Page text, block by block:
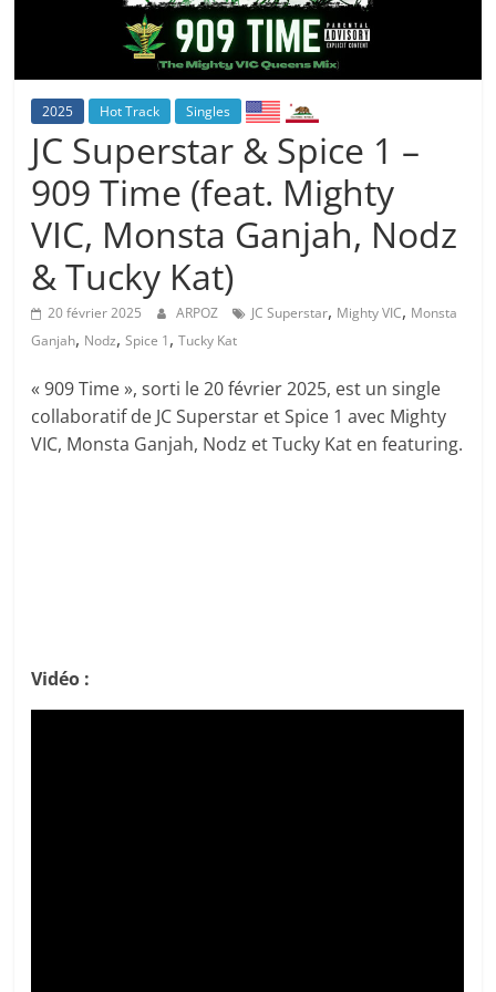
2025 Hot Track Singles
JC Superstar & Spice 1 –
909 Time (feat. Mighty
VIC, Monsta Ganjah, Nodz
& Tucky Kat)
20 février 2025 ARPOZ JC Superstar, Mighty VIC, Monsta
Ganjah, Nodz,Spice 1,Tucky Kat
« 909 Time », sorti le 20 février 2025, est un single
collaboratif de JC Superstar et Spice 1 avec Mighty
VIC, Monsta Ganjah, Nodz et Tucky Kat en featuring.
Vidéo :